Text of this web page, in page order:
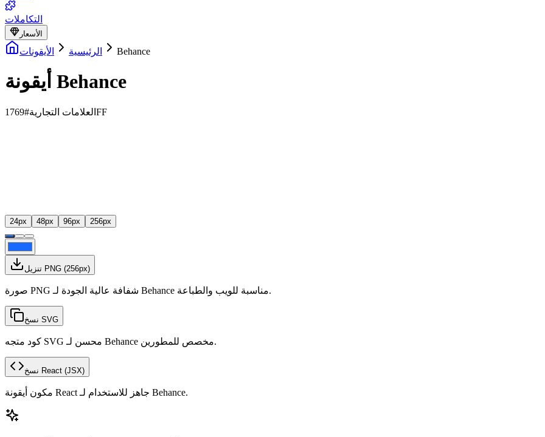
التكاملات
الأسعار
الرئيسية الأيقونات Behance
أيقونة Behance
العلامات التجارية #1769FF
24px 48px 96px 256px
تنزيل PNG (256px)
صورة PNG شفافة عالية الجودة لـ Behance مناسبة للويب والطباعة.
نسخ SVG
كود متجه SVG محسن لـ Behance مخصص للمطورين.
نسخ React (JSX)
مكون أيقونة React جاهز للاستخدام لـ Behance.